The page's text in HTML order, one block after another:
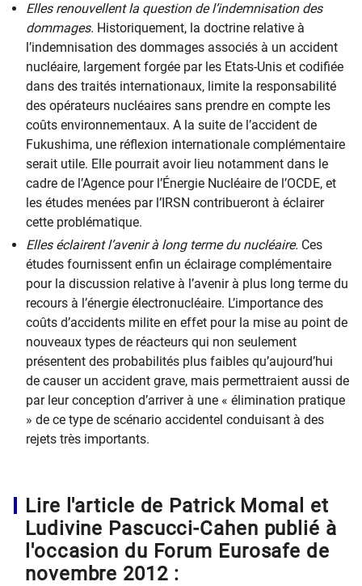
Elles renouvellent la question de l’indemnisation des
dommages. Historiquement, la doctrine relative à
l’indemnisation des dommages associés à un accident
nucléaire, largement forgée par les Etats-Unis et codifiée
dans des traités internationaux, limite la responsabilité
des opérateurs nucléaires sans prendre en compte les
coûts environnementaux. A la suite de l’accident de
Fukushima, une réflexion internationale complémentaire
serait utile. Elle pourrait avoir lieu notamment dans le
cadre de l’Agence pour l’Énergie Nucléaire de l’OCDE, et
les études menées par l’IRSN contribueront à éclairer
cette problématique.
Elles éclairent l’avenir à long terme du nucléaire. Ces
études fournissent enfin un éclairage complémentaire
pour la discussion relative à l’avenir à plus long terme du
recours à l’énergie électronucléaire. L’importance des
coûts d’accidents milite en effet pour la mise au point de
nouveaux types de réacteurs qui non seulement
présentent des probabilités plus faibles qu’aujourd’hui
de causer un accident grave, mais permettraient aussi de
par leur conception d’arriver à une « élimination pratique
» de ce type de scénario accidentel conduisant à des
rejets très importants.
Lire l'article de Patrick Momal et
Ludivine Pascucci-Cahen publié à
l'occasion du Forum Eurosafe de
novembre 2012 :